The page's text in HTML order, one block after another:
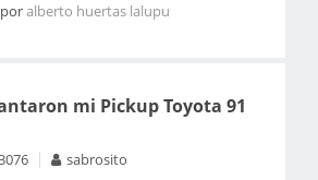
alberto huertas lalupu
mi Pickup Toyota 91
sabrosito